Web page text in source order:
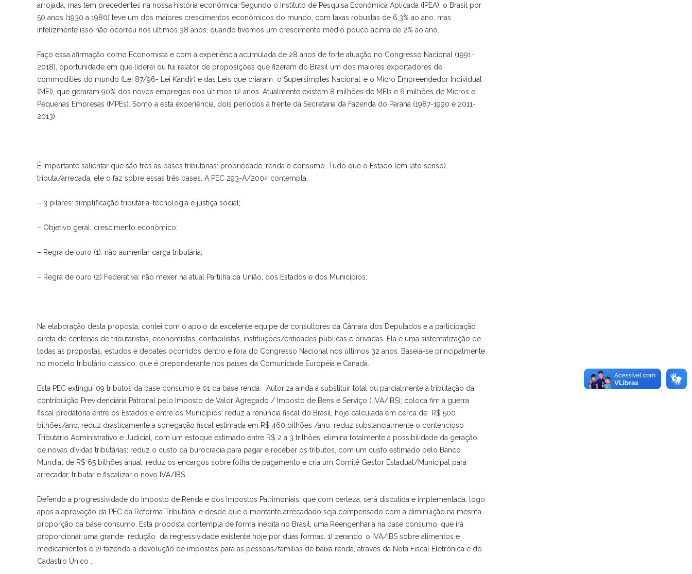
arrojada, mas tem precedentes na nossa história econômica. Segundo o Instituto de Pesquisa Econômica Aplicada (IPEA), o Brasil por
50 anos (1930 a 1980) teve um dos maiores crescimentos econômicos do mundo, com taxas robustas de 6,3% ao ano, mas
infelizmente isso não ocorreu nos últimos 38 anos, quando tivemos um crescimento médio pouco acima de 2% ao ano.
Faço essa afirmação como Economista e com a experiência acumulada de 28 anos de forte atuação no Congresso Nacional (1991-
2018), oportunidade em que liderei ou fui relator de proposições que fizeram do Brasil um dos maiores exportadores de
commodities do mundo (Lei 87/96- Lei Kandir) e das Leis que criaram o Supersimples Nacional e o Micro Empreendedor Individual
(MEI), que geraram 90% dos novos empregos nos últimos 12 anos. Atualmente existem 8 milhões de MEIs e 6 milhões de Micros e
Pequenas Empresas (MPEs). Somo a esta experiência, dois períodos à frente da Secretaria da Fazenda do Paraná (1987-1990 e 2011-
2013).
É importante salientar que são três as bases tributárias: propriedade, renda e consumo. Tudo que o Estado (em lato senso)
tributa/arrecada, ele o faz sobre essas três bases. A PEC 293-A/2004 contempla:
– 3 pilares: simplificação tributária, tecnologia e justiça social;
– Objetivo geral: crescimento econômico;
– Regra de ouro (1): não aumentar carga tributária;
– Regra de ouro (2) Federativa: não mexer na atual Partilha da União, dos Estados e dos Municípios.
Na elaboração desta proposta, contei com o apoio da excelente equipe de consultores da Câmara dos Deputados e a participação
direta de centenas de tributaristas, economistas, contabilistas, instituições/entidades públicas e privadas. Ela é uma sistematização de
todas as propostas, estudos e debates ocorridos dentro e fora do Congresso Nacional nos últimos 32 anos. Baseia-se principalmente
no modelo tributário clássico, que é preponderante nos países da Comunidade Européia e Canadá.
Esta PEC extingui 09 tributos da base consumo e 01 da base renda. Autoriza ainda a substituir total ou parcialmente a tributação da
contribuição Previdenciária Patronal pelo Imposto de Valor Agregado / Imposto de Bens e Serviço ( IVA/IBS); coloca fim à guerra
fiscal predatória entre os Estados e entre os Municípios; reduz a renúncia fiscal do Brasil, hoje calculada em cerca de R$ 500
bilhões/ano; reduz drasticamente a sonegação fiscal estimada em R$ 460 bilhões /ano; reduz substancialmente o contencioso
Tributário Administrativo e Judicial, com um estoque estimado entre R$ 2 a 3 trilhões; elimina totalmente a possibilidade da geração
de novas dívidas tributárias; reduz o custo da burocracia para pagar e receber os tributos, com um custo estimado pelo Banco
Mundial de R$ 65 bilhões anual; reduz os encargos sobre folha de pagamento e cria um Comitê Gestor Estadual/Municipal para
arrecadar, tributar e fiscalizar o novo IVA/IBS.
Defendo a progressividade do Imposto de Renda e dos Impostos Patrimoniais, que com certeza, será discutida e implementada, logo
após a aprovação da PEC da Reforma Tributária, e desde que o montante arrecadado seja compensado com a diminuição na mesma
proporção da base consumo. Esta proposta contempla de forma inédita no Brasil, uma Reengenharia na base consumo, que irá
proporcionar uma grande redução da regressividade existente hoje por duas formas: 1) zerando o IVA/IBS sobre alimentos e
medicamentos e 2) fazendo a devolução de impostos para as pessoas/famílias de baixa renda, através da Nota Fiscal Eletrônica e do
Cadastro Único .